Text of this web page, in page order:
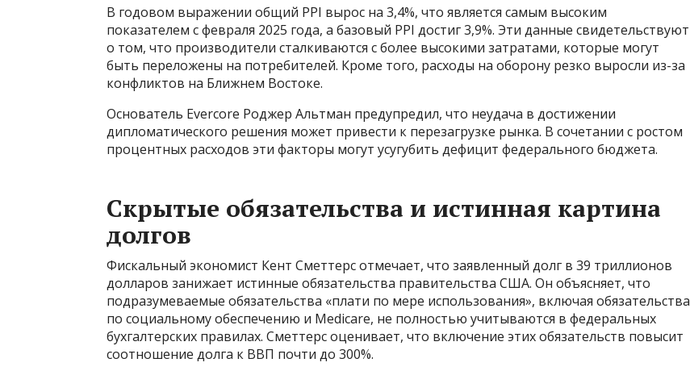
В годовом выражении общий PPI вырос на 3,4%, что является самым высоким
показателем с февраля 2025 года, а базовый PPI достиг 3,9%. Эти данные свидетельствуют
о том, что производители сталкиваются с более высокими затратами, которые могут
быть переложены на потребителей. Кроме того, расходы на оборону резко выросли из-за
конфликтов на Ближнем Востоке.
Основатель Evercore Роджер Альтман предупредил, что неудача в достижении
дипломатического решения может привести к перезагрузке рынка. В сочетании с ростом
процентных расходов эти факторы могут усугубить дефицит федерального бюджета.
Скрытые обязательства и истинная картина
долгов
Фискальный экономист Кент Сметтерс отмечает, что заявленный долг в 39 триллионов
долларов занижает истинные обязательства правительства США. Он объясняет, что
подразумеваемые обязательства «плати по мере использования», включая обязательства
по социальному обеспечению и Medicare, не полностью учитываются в федеральных
бухгалтерских правилах. Сметтерс оценивает, что включение этих обязательств повысит
соотношение долга к ВВП почти до 300%.